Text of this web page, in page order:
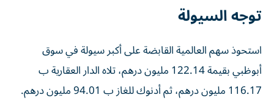
توجه السيولة
استحوذ سهم العالمية القابضة على أكبر سيولة في سوق
أبوظبي بقيمة 122.14 مليون درهم، تلاه الدار العقارية ب
116.17 مليون درهم، ثم أدنوك للغاز ب 94.01 مليون درهم.